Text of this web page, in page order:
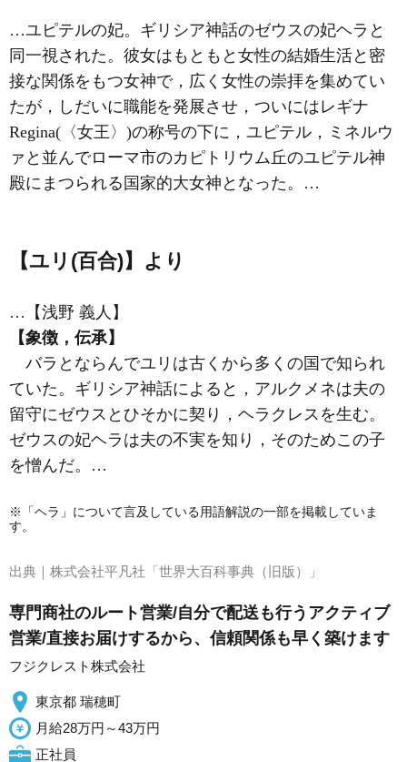
…ユピテルの妃。ギリシア神話のゼウスの妃ヘラ と
同一視された。彼女はもともと女性の結婚生活と密
接な関係をもつ女神で，広く女性の崇拝を集めてい
たが，しだいに職能を発展させ，ついにはレギナ
Regina(〈女王〉)の称号の下に，ユピテル，ミネルウ
ァと並んでローマ市のカピトリウム丘のユピテル神
殿にまつられる国家的大女神となった。…
【ユリ(百合)】より
…【浅野 義人】
【象徴，伝承】
バラとならんでユリは古くから多くの国で知られ
ていた。ギリシア神話によると，アルクメネは夫の
留守にゼウスとひそかに契り，ヘラクレスを生む。
ゼウスの妃ヘラは夫の不実を知り，そのためこの子
を憎んだ。…
※「ヘラ」について言及している用語解説の一部を掲載していま
す。
出典｜ 株式会社平凡社「世界大百科事典（旧版）」
専門商社のルート営業/自分で配送も行うアクティブ
営業/直接お届けするから、信頼関係も早く築けます
フジクレスト株式会社
東京都 瑞穂町
月給28万円～43万円
正社員